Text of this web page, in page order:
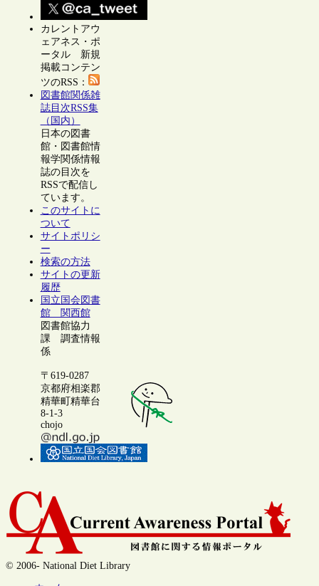
カレントアウ
ェアネス・ポ
ータル 新規
掲載コンテン
ツのRSS：
図書館関係雑
誌目次RSS集
（国内）
日本の図書
館・図書館情
報学関係情報
誌の目次を
RSSで配信し
ています。
このサイトに
ついて
サイトポリシ
ー
検索の方法
サイトの更新
履歴
国立国会図書
館 関西館
図書館協力
課 調査情報
係
〒619-0287
京都府相楽郡
精華町精華台
8-1-3
chojo
© 2006- National Diet Library